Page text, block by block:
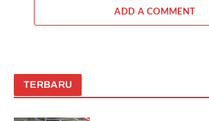
ADD A COMMENT
TERBARU